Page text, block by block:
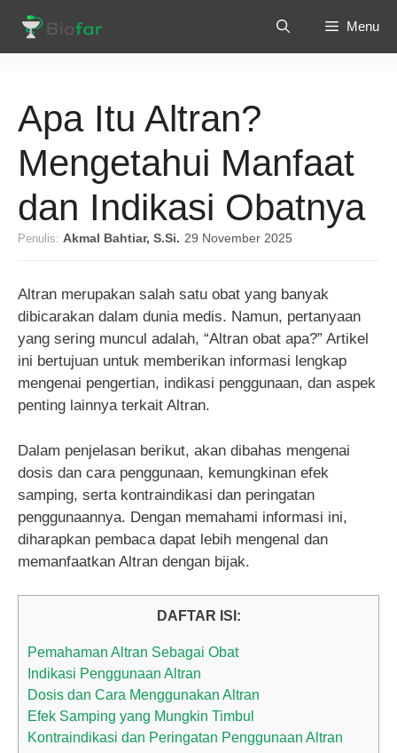
isi
Menu
Apa Itu Altran?
Mengetahui Manfaat
dan Indikasi Obatnya
Penulis: Akmal Bahtiar, S.Si. · 29 November 2025
Altran merupakan salah satu obat yang banyak
dibicarakan dalam dunia medis. Namun, pertanyaan
yang sering muncul adalah, “Altran obat apa?” Artikel
ini bertujuan untuk memberikan informasi lengkap
mengenai pengertian, indikasi penggunaan, dan aspek
penting lainnya terkait Altran.
Dalam penjelasan berikut, akan dibahas mengenai
dosis dan cara penggunaan, kemungkinan efek
samping, serta kontraindikasi dan peringatan
penggunaannya. Dengan memahami informasi ini,
diharapkan pembaca dapat lebih mengenal dan
memanfaatkan Altran dengan bijak.
DAFTAR ISI:
Pemahaman Altran Sebagai Obat
Indikasi Penggunaan Altran
Dosis dan Cara Menggunakan Altran
Efek Samping yang Mungkin Timbul
Kontraindikasi dan Peringatan Penggunaan Altran